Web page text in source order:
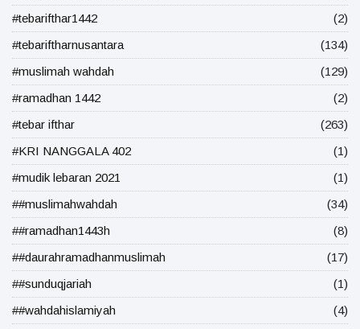
#tebarifthar1442
(2)
#tebariftharnusantara
(134)
#muslimah wahdah
(129)
#ramadhan 1442
(2)
#tebar ifthar
(263)
#KRI NANGGALA 402
(1)
#mudik lebaran 2021
(1)
##muslimahwahdah
(34)
##ramadhan1443h
(8)
##daurahramadhanmuslimah
(17)
##sunduqjariah
(1)
##wahdahislamiyah
(4)